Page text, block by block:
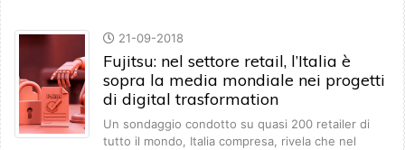
21-09-2018
Fujitsu: nel settore retail, l’Italia è
sopra la media mondiale nei progetti
di digital trasformation
Un sondaggio condotto su quasi 200 retailer di
tutto il mondo, Italia compresa, rivela che nel